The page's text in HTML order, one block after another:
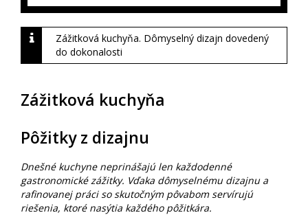
Zážitková kuchyňa. Dômyselný dizajn dovedený
do dokonalosti
Zážitková kuchyňa
Pôžitky z dizajnu
Dnešné kuchyne neprinášajú len každodenné
gastronomické zážitky. Vďaka dômyselnému dizajnu a
rafinovanej práci so skutočným pôvabom servírujú
riešenia, ktoré nasýtia každého pôžitkára.